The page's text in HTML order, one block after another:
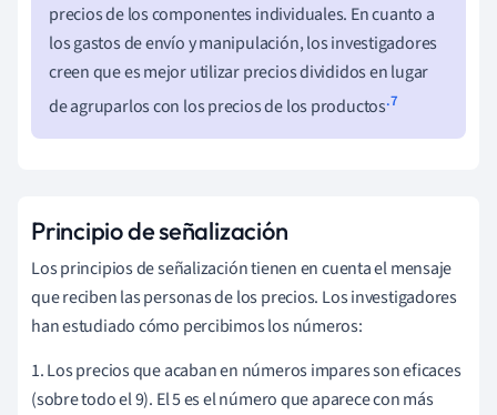
precios de los componentes individuales. En cuanto a
los gastos de envío y manipulación, los investigadores
creen que es mejor utilizar precios divididos en lugar
de agruparlos con los precios de los productos.7
Principio de señalización
Los principios de señalización tienen en cuenta el mensaje
que reciben las personas de los precios. Los investigadores
han estudiado cómo percibimos los números:
1. Los precios que acaban en números impares son eficaces
(sobre todo el 9). El 5 es el número que aparece con más